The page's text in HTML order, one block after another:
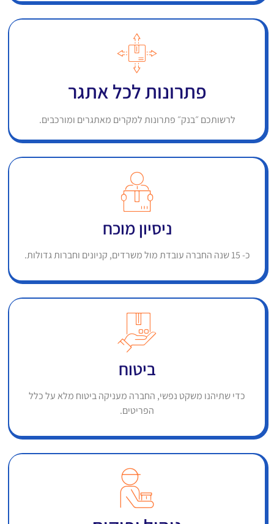
פתרונות לכל אתגר
לרשותכם ״בנק״ פתרונות למקרים מאתגרים ומורכבים.
ניסיון מוכח
כ- 15 שנה החברה עובדת מול משרדים, קניונים וחברות גדולות.
ביטוח
כדי שתיהנו משקט נפשי, החברה מעניקה ביטוח מלא על כלל
הפריטים.